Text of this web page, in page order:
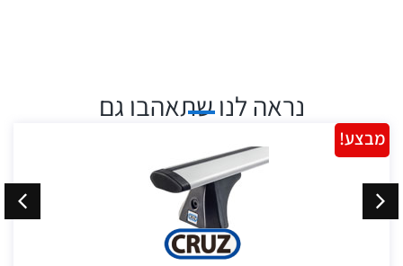
נראה לנו שתאהבו גם
מבצע!